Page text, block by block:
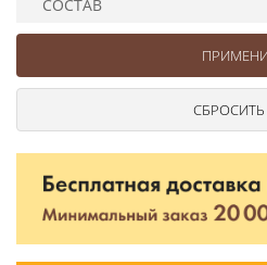
СОСТАВ
Ушковые
Шторные
Цепочки шарики с замком
Ткани
Шнуры